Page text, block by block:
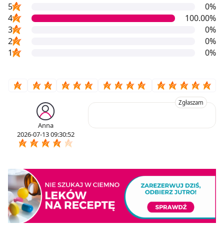
5
0%
4
100.00%
3
0%
2
0%
1
0%
Anna
2026-07-13 09:30:52
Zgłaszam